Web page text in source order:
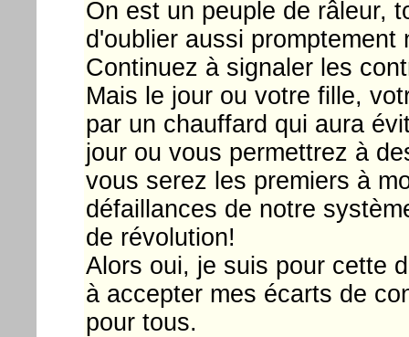
On est un peuple de râleur,
d'oublier aussi
Continuez à signaler les
Mais le jour ou votre fille,
par un chauffard qui aura
jour ou vous permettrez à
vous serez les premiers à
défaillances de notre
de révolution!
Alors oui, je suis pour cette
à accepter mes écarts de
pour tous.